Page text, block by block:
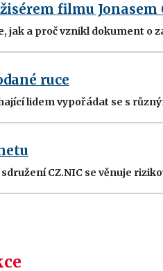
filmu Jonasem
jak a proč vznikl dokument o
ruce
lidem vypořádat se s
CZ.NIC se věnuje